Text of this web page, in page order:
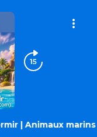
| Animaux